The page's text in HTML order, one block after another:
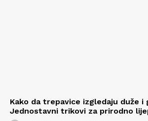
Kako da trepavice izgledaju duže i
Jednostavni trikovi za prirodno